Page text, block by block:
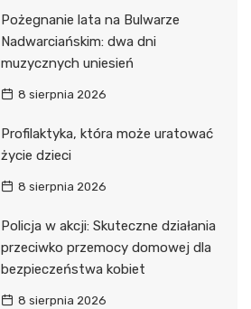
Pożegnanie lata na Bulwarze
Nadwarciańskim: dwa dni
muzycznych uniesień
8 sierpnia 2026
Profilaktyka, która może uratować
życie dzieci
8 sierpnia 2026
Policja w akcji: Skuteczne działania
przeciwko przemocy domowej dla
bezpieczeństwa kobiet
8 sierpnia 2026